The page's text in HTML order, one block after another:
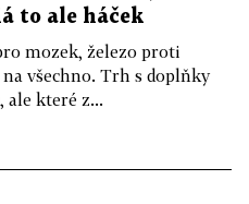
to ale háček
mozek, železo proti
všechno. Trh s doplňky
ale které z...